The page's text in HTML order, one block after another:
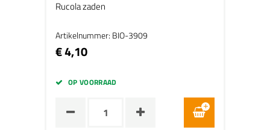
Rucola zaden
Artikelnummer: BIO-3909
€ 4,10
OP VOORRAAD